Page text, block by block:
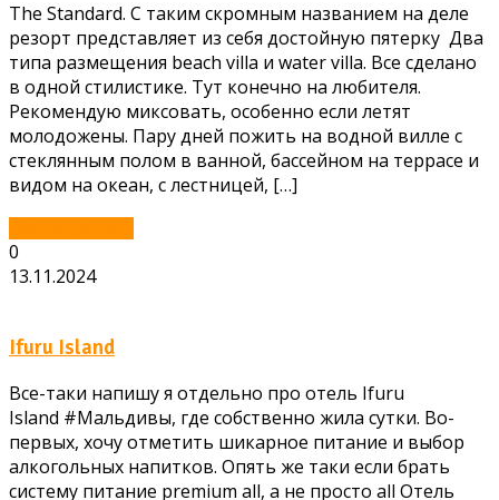
The Standard. С таким скромным названием на деле
резорт представляет из себя достойную пятерку Два
типа размещения beach villa и water villa. Все сделано
в одной стилистике. Тут конечно на любителя.
Рекомендую миксовать, особенно если летят
молодожены. Пару дней пожить на водной вилле с
стеклянным полом в ванной, бассейном на террасе и
видом на океан, с лестницей, […]
0
13.11.2024
Ifuru Island
Все-таки напишу я отдельно про отель Ifuru
Island #Мальдивы, где собственно жила сутки. Во-
первых, хочу отметить шикарное питание и выбор
алкогольных напитков. Опять же таки если брать
систему питание premium all, а не просто all Отель